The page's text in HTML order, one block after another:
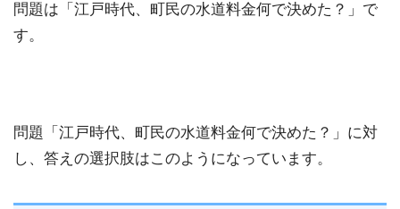
問題は「江戸時代、町民の水道料金何で決めた？」で
す。
問題「江戸時代、町民の水道料金何で決めた？」に対
し、答えの選択肢はこのようになっています。